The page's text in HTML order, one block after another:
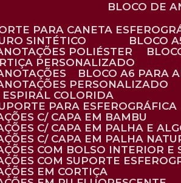
BLOCO DE
PARA CANETA
SINTÉTICO
BLOCO
POLIÉSTER
PERSONALIZADO
BLOCO A6 PARA
PERSONALIZADO
ESPIRAL COLORIDA
PARA ESFEROGRÁFICA
C/ CAPA EM BAMBU
C/ CAPA EM PALHA E
C/ CAPA EM PALHA
COM BOLSO INTERIOR E
COM SUPORTE
EM CORTIÇA